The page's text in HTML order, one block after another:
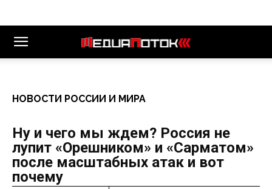
НОВОСТИ РОССИИ И МИРА
Ну и чего мы ждем? Россия не
лупит «Орешником» и «Сарматом»
после масштабных атак и вот
почему